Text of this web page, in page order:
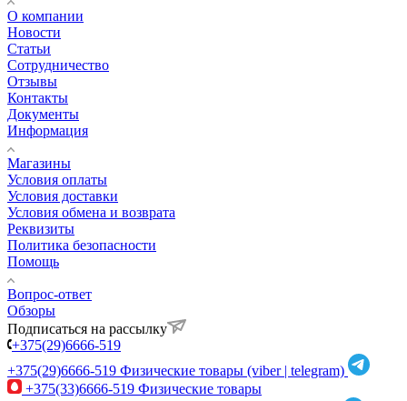
О компании
Новости
Статьи
Сотрудничество
Отзывы
Контакты
Документы
Информация
Магазины
Условия оплаты
Условия доставки
Условия обмена и возврата
Реквизиты
Политика безопасности
Помощь
Вопрос-ответ
Обзоры
Подписаться на рассылку
+375(29)6666-519
+375(29)6666-519 Физические товары (viber | telegram)
+375(33)6666-519 Физические товары